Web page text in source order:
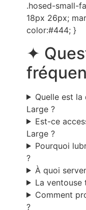
.hosed-small-
18px 26px;
color:#444; }
✦
Quelle est
Large ?
Est-ce
Large ?
Pourquoi
?
À quoi
La ventouse
Comment
?